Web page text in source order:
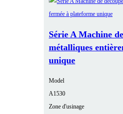
Série A Machine
métalliques
unique
Model
A1530
Zone d'usinage